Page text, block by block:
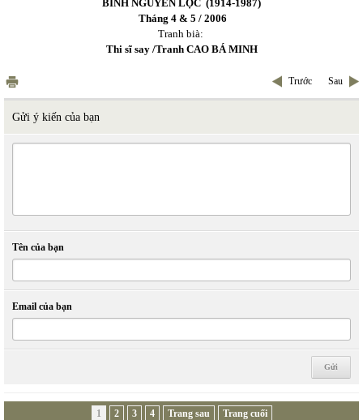
BÌNH NGUYÊN LỘC (1914-1987)
Tháng 4 & 5 / 2006
Tranh bià:
Thi sĩ say /Tranh CAO BÁ MINH
Trước Sau
Gửi ý kiến của bạn
Tên của bạn
Email của bạn
1 2 3 4 Trang sau Trang cuối